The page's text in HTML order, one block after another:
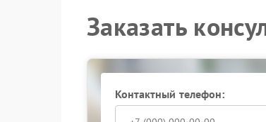
Заказать
Контактный телефон: